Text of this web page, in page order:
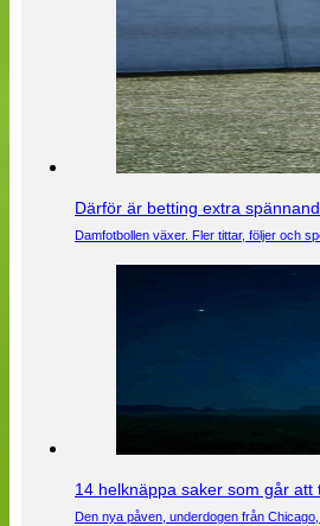
Därför är betting extra
Damfotbollen växer. Fler tittar, följer och
14 helknäppa saker som går att
Den nya påven, underdogen från